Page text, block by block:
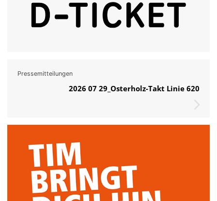
Pressemitteilungen
2026 07 29_Osterholz-Takt Linie 620